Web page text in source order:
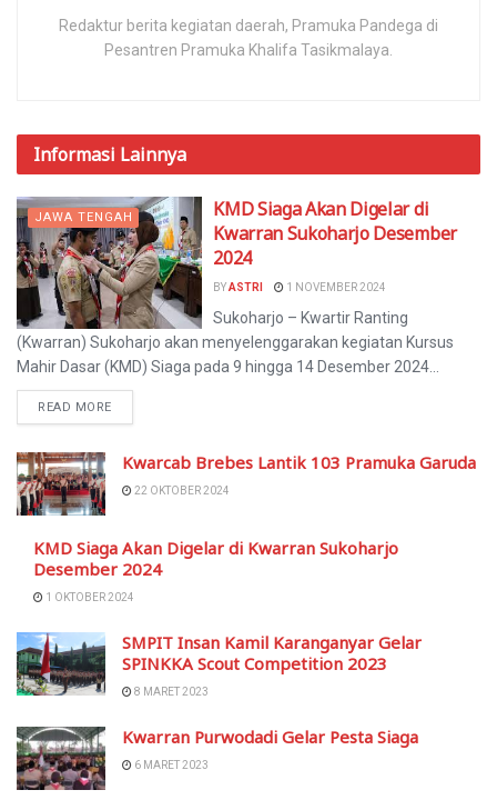
Redaktur berita kegiatan daerah, Pramuka Pandega di
Pesantren Pramuka Khalifa Tasikmalaya.
Informasi Lainnya
JAWA TENGAH
KMD Siaga Akan Digelar di
Kwarran Sukoharjo Desember
2024
BYASTRI 1 NOVEMBER 2024
Sukoharjo – Kwartir Ranting
(Kwarran) Sukoharjo akan menyelenggarakan kegiatan Kursus
Mahir Dasar (KMD) Siaga pada 9 hingga 14 Desember 2024...
READ MORE
Kwarcab Brebes Lantik 103 Pramuka Garuda
22 OKTOBER 2024
KMD Siaga Akan Digelar di Kwarran Sukoharjo
Desember 2024
1 OKTOBER 2024
SMPIT Insan Kamil Karanganyar Gelar
SPINKKA Scout Competition 2023
8 MARET 2023
Kwarran Purwodadi Gelar Pesta Siaga
6 MARET 2023